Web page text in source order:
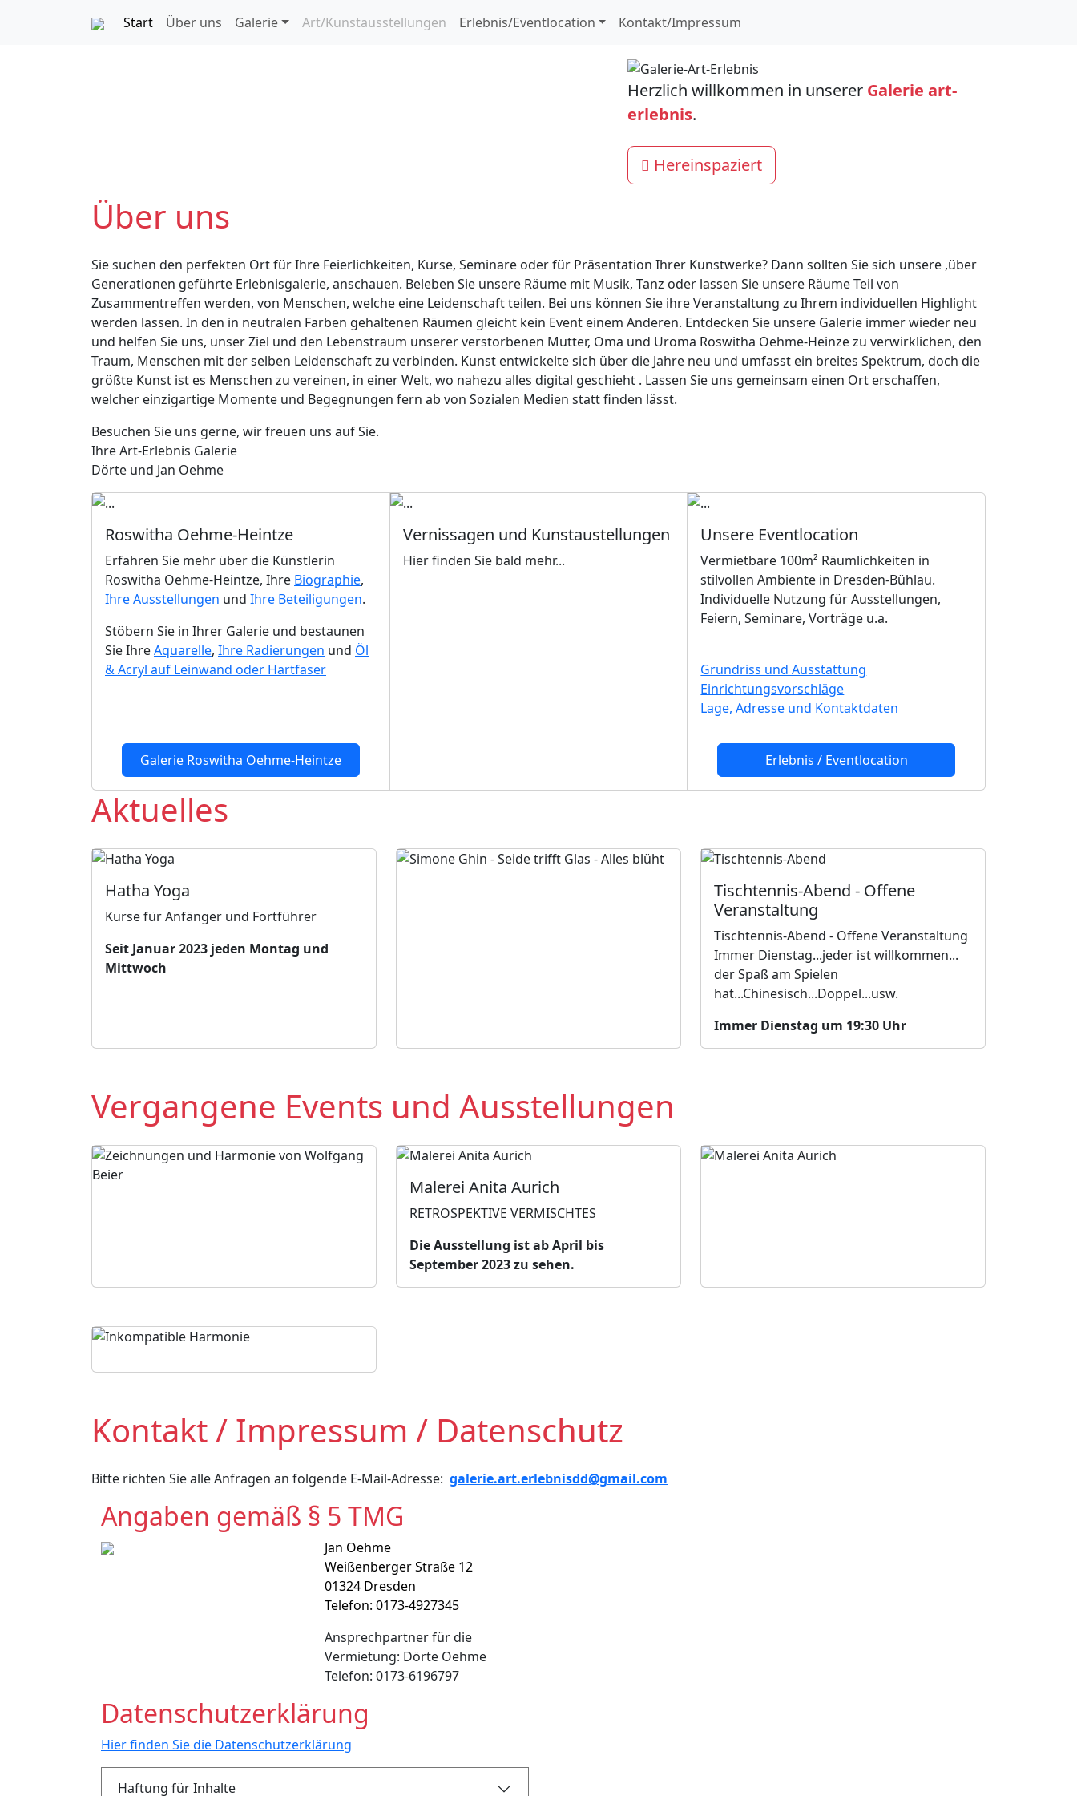
Start Über uns Galerie Art/Kunstausstellungen Erlebnis/Eventlocation Kontakt/Impressum
Herzlich willkommen in unserer Galerie art-
erlebnis.
Hereinspaziert
Über uns
Sie suchen den perfekten Ort für Ihre Feierlichkeiten, Kurse, Seminare oder für Präsentation Ihrer Kunstwerke? Dann sollten Sie sich unsere ,über
Generationen geführte Erlebnisgalerie, anschauen. Beleben Sie unsere Räume mit Musik, Tanz oder lassen Sie unsere Räume Teil von
Zusammentreffen werden, von Menschen, welche eine Leidenschaft teilen. Bei uns können Sie ihre Veranstaltung zu Ihrem individuellen Highlight
werden lassen. In den in neutralen Farben gehaltenen Räumen gleicht kein Event einem Anderen. Entdecken Sie unsere Galerie immer wieder neu
und helfen Sie uns, unser Ziel und den Lebenstraum unserer verstorbenen Mutter, Oma und Uroma Roswitha Oehme-Heinze zu verwirklichen, den
Traum, Menschen mit der selben Leidenschaft zu verbinden. Kunst entwickelte sich über die Jahre neu und umfasst ein breites Spektrum, doch die
größte Kunst ist es Menschen zu vereinen, in einer Welt, wo nahezu alles digital geschieht . Lassen Sie uns gemeinsam einen Ort erschaffen,
welcher einzigartige Momente und Begegnungen fern ab von Sozialen Medien statt finden lässt.
Besuchen Sie uns gerne, wir freuen uns auf Sie.
Ihre Art-Erlebnis Galerie
Dörte und Jan Oehme
Roswitha Oehme-Heintze
Erfahren Sie mehr über die Künstlerin
Roswitha Oehme-Heintze, Ihre Biographie,
Ihre Ausstellungen und Ihre Beteiligungen.
Stöbern Sie in Ihrer Galerie und bestaunen
Sie IhreAquarelle, Ihre Radierungen und Öl
& Acryl auf Leinwand oder Hartfaser
Galerie Roswitha Oehme-Heintze
Vernissagen und Kunstaustellungen
Hier finden Sie bald mehr...
Unsere Eventlocation
Vermietbare 100m² Räumlichkeiten in
stilvollen Ambiente in Dresden-Bühlau.
Individuelle Nutzung für Ausstellungen,
Feiern, Seminare, Vorträge u.a.
Grundriss und Ausstattung
Einrichtungsvorschläge
Lage, Adresse und Kontaktdaten
Erlebnis / Eventlocation
Aktuelles
Hatha Yoga
Kurse für Anfänger und Fortführer
Seit Januar 2023 jeden Montag und
Mittwoch
Tischtennis-Abend - Offene
Veranstaltung
Tischtennis-Abend - Offene Veranstaltung
Immer Dienstag...jeder ist willkommen...
der Spaß am Spielen
hat...Chinesisch...Doppel...usw.
Immer Dienstag um 19:30 Uhr
Vergangene Events und Ausstellungen
Malerei Anita Aurich
RETROSPEKTIVE VERMISCHTES
Die Ausstellung ist ab April bis
September 2023 zu sehen.
Kontakt / Impressum / Datenschutz
Bitte richten Sie alle Anfragen an folgende E-Mail-Adresse: galerie.art.erlebnisdd@gmail.com
Angaben gemäß § 5 TMG
Jan Oehme
Weißenberger Straße 12
01324 Dresden
Telefon: 0173-4927345
Ansprechpartner für die
Vermietung: Dörte Oehme
Telefon: 0173-6196797
Datenschutzerklärung
Hier finden Sie die Datenschutzerklärung
Haftung für Inhalte